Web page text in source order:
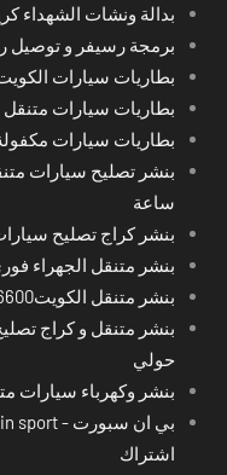
بدالة ونشات الشهداء
برمجة رسيفر و توصيل ريموت 24 ساعة في
بطاريات سيارات
بطاريات سيارات
بطاريات سيارات
ساعة
بنشر كراج تصليح
بنشر متنقل الجهراء
بنشر متنقل الكويت55336600
بنشر متنقل و كراج
حولي
بنشر وكهرباء سيارات
اشتراك